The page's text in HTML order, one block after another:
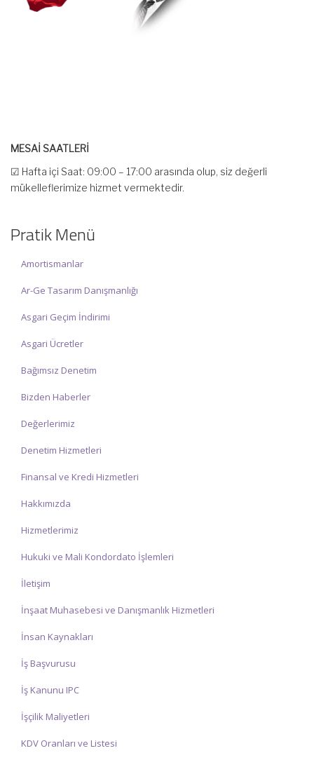
MESAİ SAATLERİ
☑ Hafta içi Saat: 09:00 – 17:00 arasında olup, siz değerli
mükelleflerimize hizmet vermektedir.
İlgi ve anlayışınız için İNCİ MUHASEBE MÜŞAVİRLİK Ailesi olarak
teşekkür ederiz.
Pratik Menü
Amortismanlar
Ar-Ge Tasarım Danışmanlığı
Asgari Geçim İndirimi
Asgari Ücretler
Bağımsız Denetim
Bizden Haberler
Değerlerimiz
Denetim Hizmetleri
Finansal ve Kredi Hizmetleri
Hakkımızda
Hizmetlerimiz
Hukuki ve Mali Kondordato İşlemleri
İletişim
İnşaat Muhasebesi ve Danışmanlık Hizmetleri
İnsan Kaynakları
İş Başvurusu
İş Kanunu IPC
İşçilik Maliyetleri
KDV Oranları ve Listesi